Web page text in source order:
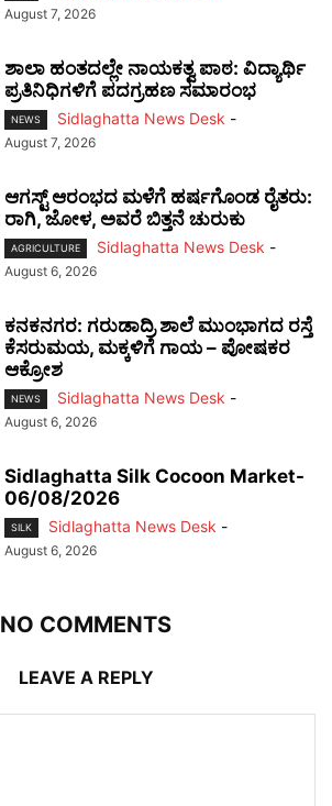
August 7, 2026
ಶಾಲಾ ಹಂತದಲ್ಲೇ ನಾಯಕತ್ವ ಪಾಠ: ವಿದ್ಯಾರ್ಥಿ
ಪ್ರತಿನಿಧಿಗಳಿಗೆ ಪದಗ್ರಹಣ ಸಮಾರಂಭ
NEWS Sidlaghatta News Desk -
August 7, 2026
ಆಗಸ್ಟ್ ಆರಂಭದ ಮಳೆಗೆ ಹರ್ಷಗೊಂಡ ರೈತರು:
ರಾಗಿ, ಜೋಳ, ಅವರೆ ಬಿತ್ತನೆ ಚುರುಕು
AGRICULTURE Sidlaghatta News Desk -
August 6, 2026
ಕನಕನಗರ: ಗರುಡಾದ್ರಿ ಶಾಲೆ ಮುಂಭಾಗದ ರಸ್ತೆ
ಕೆಸರುಮಯ, ಮಕ್ಕಳಿಗೆ ಗಾಯ – ಪೋಷಕರ
ಆಕ್ರೋಶ
NEWS Sidlaghatta News Desk -
August 6, 2026
Sidlaghatta Silk Cocoon Market-
06/08/2026
SILK Sidlaghatta News Desk -
August 6, 2026
NO COMMENTS
LEAVE A REPLY